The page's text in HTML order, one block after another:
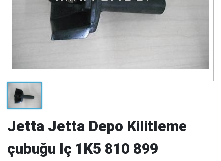
Jetta Jetta Depo Kilitleme
çubuğu Iç 1K5 810 899